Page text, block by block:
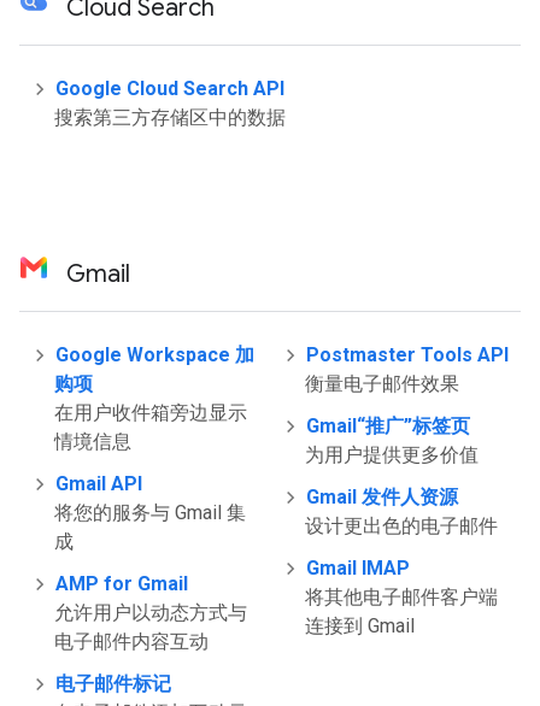
Cloud Search
Google Cloud Search API
搜索第三方存储区中的数据
Gmail
Google Workspace 加
购项
在用户收件箱旁边显示
情境信息
Gmail API
将您的服务与 Gmail 集
成
AMP for Gmail
允许用户以动态方式与
电子邮件内容互动
电子邮件标记
Postmaster Tools API
衡量电子邮件效果
Gmail“推广”标签页
为用户提供更多价值
Gmail 发件人资源
设计更出色的电子邮件
Gmail IMAP
将其他电子邮件客户端
连接到 Gmail